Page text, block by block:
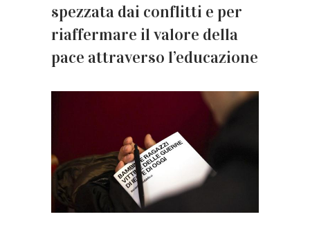
spezzata dai conflitti e per
riaffermare il valore della
pace attraverso l’educazione